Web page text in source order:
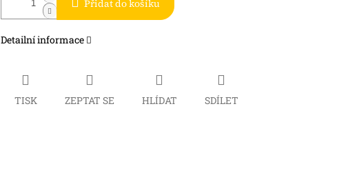
Přidat do košíku
Detailní informace
TISK ZEPTAT SE HLÍDAT SDÍLET